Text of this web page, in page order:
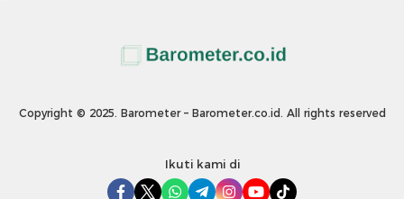
Copyright © 2025. Barometer – Barometer.co.id. All rights reserved
Ikuti kami di